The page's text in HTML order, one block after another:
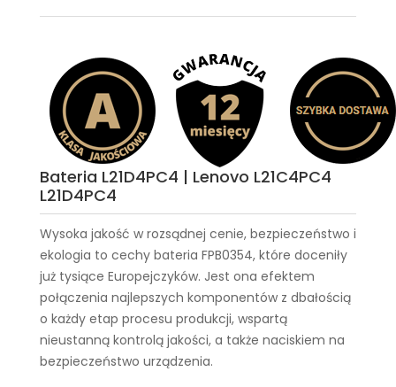
Bateria L21D4PC4 | Lenovo L21C4PC4
L21D4PC4
Wysoka jakość w rozsądnej cenie, bezpieczeństwo i
ekologia to cechy bateria FPB0354, które doceniły
już tysiące Europejczyków. Jest ona efektem
połączenia najlepszych komponentów z dbałością
o każdy etap procesu produkcji, wspartą
nieustanną kontrolą jakości, a także naciskiem na
bezpieczeństwo urządzenia.